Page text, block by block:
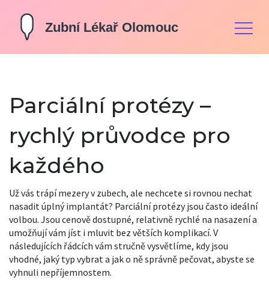
Parciální protézy –
rychlý průvodce pro
každého
Už vás trápí mezery v zubech, ale nechcete si rovnou nechat
nasadit úplný implantát? Parciální protézy jsou často ideální
volbou. Jsou cenově dostupné, relativně rychlé na nasazení a
umožňují vám jíst i mluvit bez větších komplikací. V
následujících řádcích vám stručně vysvětlíme, kdy jsou
vhodné, jaký typ vybrat a jak o ně správně pečovat, abyste se
vyhnuli nepříjemnostem.